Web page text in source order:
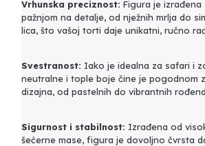
Vrhunska preciznost: Figura je izrađena
pažnjom na detalje, od nježnih mrlja do
lica, što vašoj torti daje unikatni, ručno
Svestranost: Iako je idealna za safari i
neutralne i tople boje čine je pogodnom
dizajna, od pastelnih do vibrantnih
Sigurnost i stabilnost: Izrađena od
šećerne mase, figura je dovoljno čvrsta